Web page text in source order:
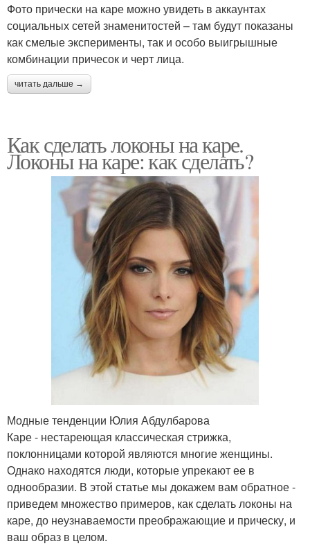
Фото прически на каре можно увидеть в аккаунтах
социальных сетей знаменитостей – там будут показаны
как смелые эксперименты, так и особо выигрышные
комбинации причесок и черт лица.
читать дальше →
Как сделать локоны на каре.
Локоны на каре: как сделать?
Модные тенденции Юлия Абдулбарова
Каре - нестареющая классическая стрижка,
поклонницами которой являются многие женщины.
Однако находятся люди, которые упрекают ее в
однообразии. В этой статье мы докажем вам обратное -
приведем множество примеров, как сделать локоны на
каре, до неузнаваемости преображающие и прическу, и
ваш образ в целом.